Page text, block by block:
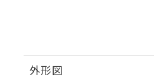
外形図